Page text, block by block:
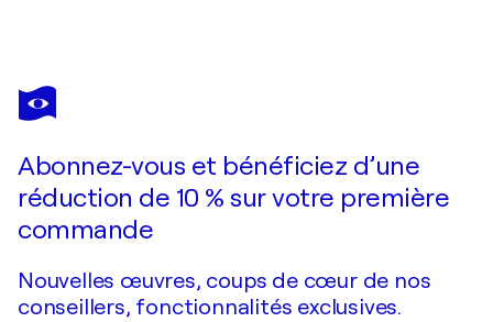
IRYNA BUIVOLOVA
Bird titmouse on a branch
Abonnez-vous et bénéficiez d’une
réduction de 10 % sur votre première
commande
Nouvelles œuvres, coups de cœur de nos
conseillers, fonctionnalités exclusives.